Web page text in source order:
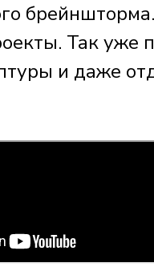
Так уже
и даже